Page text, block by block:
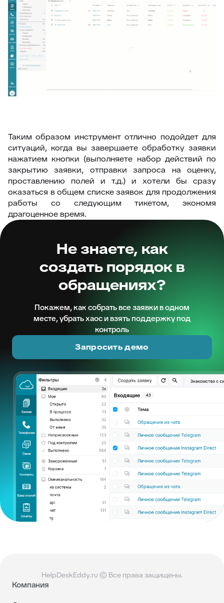
Таким образом инструмент отлично подойдет для
ситуаций, когда вы завершаете обработку заявки
нажатием кнопки (выполняете набор действий по
закрытию заявки, отправки запроса на оценку,
проставлению полей и т.д.) и хотели бы сразу
оказаться в общем списке заявок для продолжения
работы со следующим тикетом, экономя
драгоценное время.
Не знаете, как
создать порядок в
обращениях?
Покажем, как собрать все заявки в одном
месте, убрать хаос и взять поддержку под
контроль
Запросить демо
HelpDeskEddy.ru © Все права защищены.
Компания